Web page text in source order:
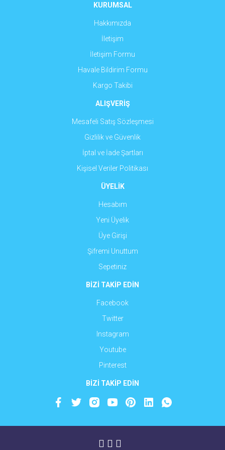
Ürün fiyatı diğer sitelerden daha pahalı.
Gönder
KURUMSAL
Hakkımızda
İletişim
İletişim Formu
Havale Bildirim Formu
Kargo Takibi
ALIŞVERİŞ
Mesafeli Satış Sözleşmesi
Gizlilik ve Güvenlik
İptal ve İade Şartları
Kişisel Veriler Politikası
ÜYELİK
Hesabım
Yeni Üyelik
Üye Girişi
Şifremi Unuttum
Sepetiniz
BİZİ TAKİP EDİN
Facebook
Twitter
Instagram
Youtube
Pinterest
BİZİ TAKİP EDİN